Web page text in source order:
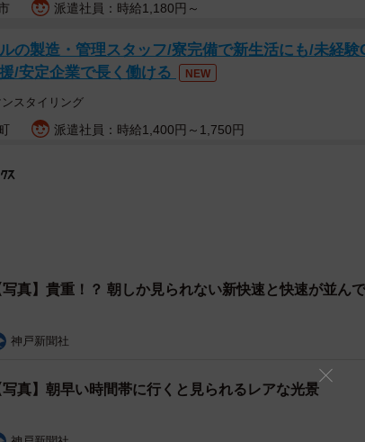
朝に行ってみると…おお、1番線出入り口の柵が取り払われている！
快速電車は神戸駅に5分程度停車し、後から来る新快
派遣社員：時給1,180円～
の製造・管理スタッフ/寮完備で新生活にも/未経験
/安定企業で長く働ける
NEW
スタイリング
派遣社員：時給1,400円～1,750円
写真】貴重！？ 朝しか見られない新快速と快速が並ん
神戸新聞社
写真】朝早い時間帯に行くと見られるレアな光景